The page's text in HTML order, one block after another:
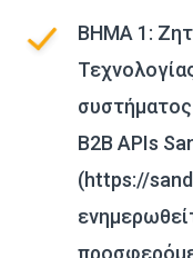
ΒΗΜΑ 1:
συστήματος
B2B APIs
(https://